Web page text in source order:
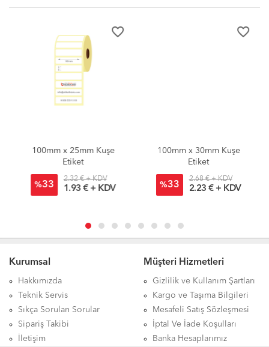
favorite_border
100mm x 25mm Kuşe
Etiket
%33
2.32 € + KDV
1.93 € + KDV
favorite_border
100mm x 30mm Kuşe
Etiket
%33
2.68 € + KDV
2.23 € + KDV
Kurumsal
Hakkımızda
Teknik Servis
Sıkça Sorulan Sorular
Sipariş Takibi
İletişim
Müşteri Hizmetleri
Gizlilik ve Kullanım Şartları
Kargo ve Taşıma Bilgileri
Mesafeli Satış Sözleşmesi
İptal Ve İade Koşulları
Banka Hesaplarımız